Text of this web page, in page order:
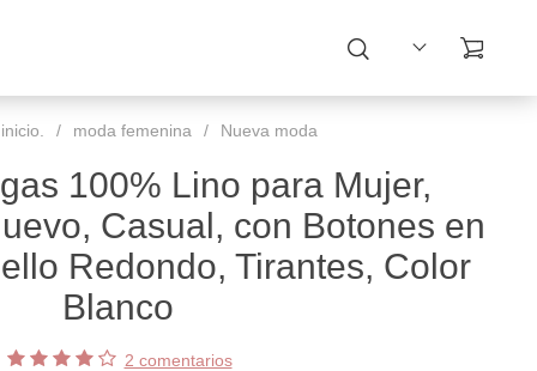
/ moda femenina / Nueva moda
100% Lino para Mujer,
Casual, con Botones en
Redondo, Tirantes, Color
Blanco
2 comentarios